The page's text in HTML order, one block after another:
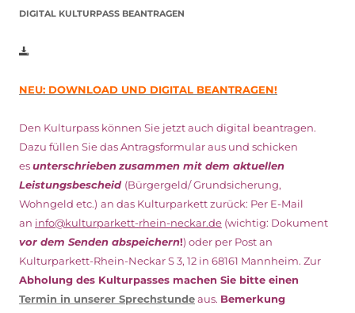
DIGITAL KULTURPASS BEANTRAGEN
NEU: DOWNLOAD UND DIGITAL BEANTRAGEN!
Den Kulturpass können Sie jetzt auch digital beantragen.
Dazu füllen Sie das Antragsformular aus und schicken
esunterschriebenzusammen mit dem aktuellen
Leistungsbescheid (Bürgergeld/ Grundsicherung,
Wohngeld etc.) an das Kulturparkett zurück: Per E-Mail
an info@kulturparkett-rhein-neckar.de (wichtig: Dokument
vor dem Senden abspeichern!) oder per Post an
Kulturparkett-Rhein-Neckar S 3, 12 in 68161 Mannheim. Zur
Abholung des Kulturpasses machen Sie bitte einen
Termin in unserer Sprechstundeaus. Bemerkung